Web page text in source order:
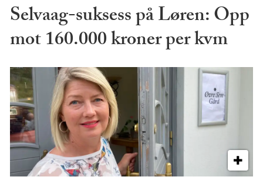
Selvaag-suksess på Løren: Opp
mot 160.000 kroner per kvm